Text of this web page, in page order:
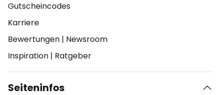
Gutscheincodes
Karriere
Bewertungen | Newsroom
Inspiration | Ratgeber
Seiteninfos